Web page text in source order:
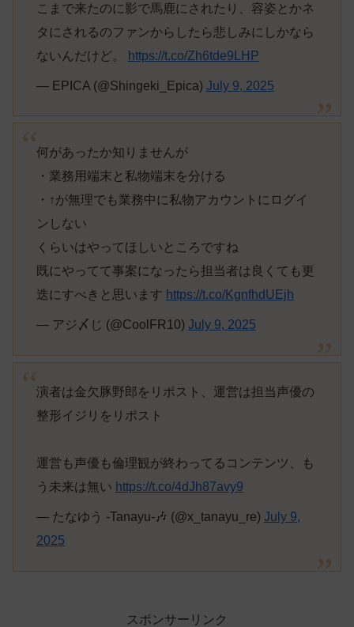
こまで来たのに影で馬鹿にされたり、容姿とかネ
タにされるのファンからしたら悲しみにしかなら
ないんだけど。
https://t.co/Zh6tde9LHP
— EPICA (@Shingeki_Epica) July 9, 2025
何があったか知りませんが
・業務用端末と私物端末を分ける
・↑が無理でも業務中に私物アカウントにログイ
ンしない
くらいはやってほしいところですね
既にやってて事案になったら担当者は良くても更
迭にすべきと思います https://t.co/KgnfhdUEjh
— アジ〆じ (@CoolFR10) July 9, 2025
演者は金欠豚野郎をリポスト、運営は担当声優の
整形イジリをリポスト
運営も声優も倫理観が終わってるコンテンツ、も
う未来は無い https://t.co/4dJh87avy9
— たなゆう -Tanayu-🎶 (@x_tanayu_re) July 9,
2025
スポンサーリンク